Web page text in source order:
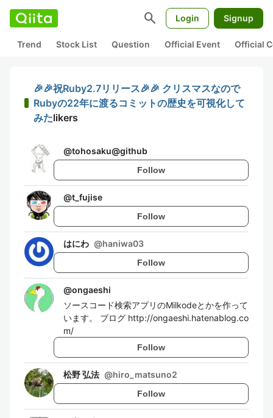
search Login Signup
Trend Stock List Question Official Event Official
🎉🎉祝Ruby2.7リリース🎉🎉 クリスマスなので
Rubyの22年に渡るコミットの歴史を可視化して
みたlikers
@tohosaku@github
Follow
@t_fujise
Follow
はにわ @haniwa03
Follow
@ongaeshi
ソースコード検索アプリのMilkodeとかを作って
います。 ブログ http://ongaeshi.hatenablog.co
m/
Follow
松野 弘法 @hiro_matsuno2
Follow